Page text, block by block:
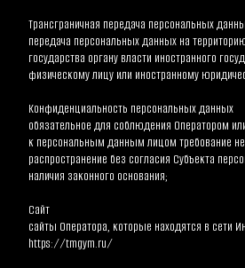
Трансграничная передача персональных
передача персональных данных на
государства органу власти иностранного
физическому лицу или иностранному
Конфиденциальность персональных данных
обязательное для соблюдения Оператором
к персональным данным лицом требование
распространение без согласия Субъекта
наличия законного основания;
Сайт
https://tmgym.ru/